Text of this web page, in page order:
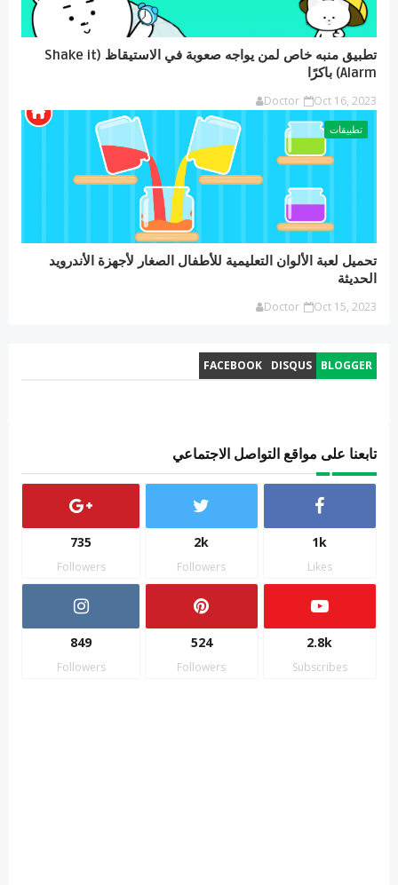
تطبيق منبه خاص لمن يواجه صعوبة في الاستيقاظ (Shake it
Alarm) باكرًا
Doctor Oct 16, 2023
تطبيقات
تحميل لعبة الألوان التعليمية للأطفال الصغار لأجهزة الأندرويد
الحديثة
Doctor Oct 15, 2023
BLOGGER
DISQUS
FACEBOOK
تابعنا على مواقع التواصل الاجتماعي
1k
Likes
2k
Followers
735
Followers
2.8k
Subscribes
524
Followers
849
Followers